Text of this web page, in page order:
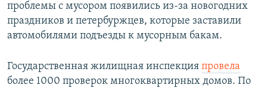
проблемы с мусором появились из-за новогодних
праздников и петербуржцев, которые заставили
автомобилями подъезды к мусорным бакам.
Государственная жилищная инспекция провела
более 1000 проверок многоквартирных домов. По